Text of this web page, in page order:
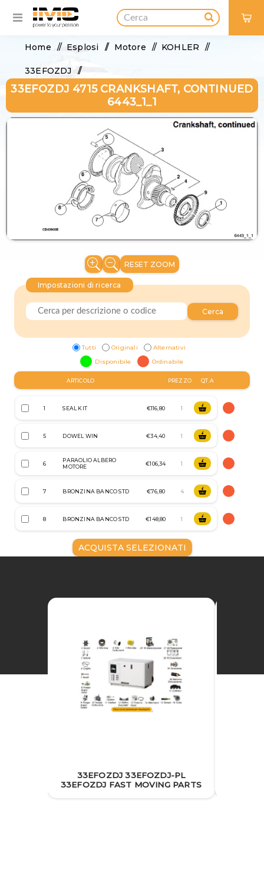
Home / Esplosi / Motore / KOHLER /
33EFOZDJ /
33EFOZDJ 4715 Crankshaft, continued 6443_1_1
33EFOZDJ 4715 CRANKSHAFT, CONTINUED
6443_1_1
RESET ZOOM
Cerca
Impostazioni di ricerca
Tutti Originali
Alternativi
Disponibile
Ordinabile
ARTICOLO PREZZO QT.A
1 SEAL KIT €116,80
5 DOWEL WIN €34,40
6
PARAOLIO ALBERO
MOTORE
€106,34
7 BRONZINA BANCO STD €76,80
8 BRONZINA BANCO STD €148,80
ACQUISTA SELEZIONATI
33EFOZDJ 33EFOZDJ-PL
33EFOZDJ FAST MOVING PARTS